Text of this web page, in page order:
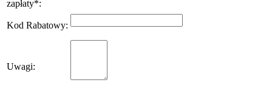
zapłaty*:
Kod Rabatowy:
Uwagi: